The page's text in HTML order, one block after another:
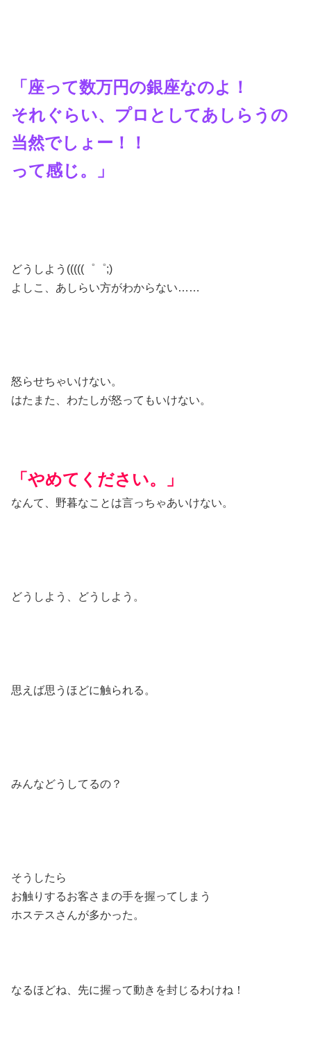
「座って数万円の銀座なのよ！
それぐらい、プロとしてあしらうの
当然でしょー！！
って感じ。」
どうしよう(((((゜゜;)
よしこ、あしらい方がわからない……
怒らせちゃいけない。
はたまた、わたしが怒ってもいけない。
「やめてください。」
なんて、野暮なことは言っちゃあいけない。
どうしよう、どうしよう。
思えば思うほどに触られる。
みんなどうしてるの？
そうしたら
お触りするお客さまの手を握ってしまう
ホステスさんが多かった。
なるほどね、先に握って動きを封じるわけね！